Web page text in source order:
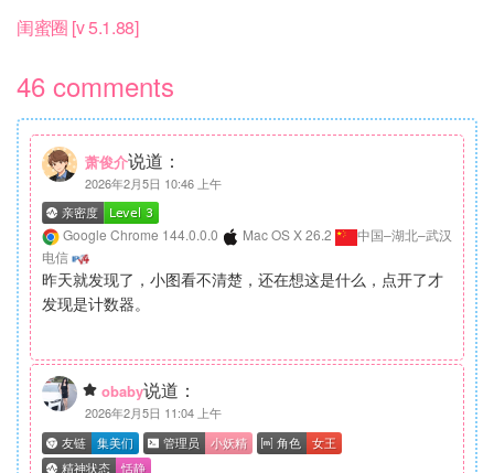
闺蜜圈 [v 5.1.88]
46 comments
萧俊介说道：
2026年2月5日 10:46 上午
Google Chrome 144.0.0.0 Mac OS X 26.2
中国–湖北–武汉
电信
昨天就发现了，小图看不清楚，还在想这是什么，点开了才
发现是计数器。
obaby说道：
2026年2月5日 11:04 上午